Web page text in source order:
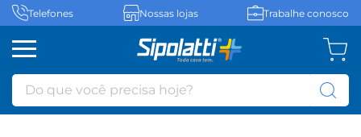
Telefones Nossas lojas Trabalhe conosco
Do que você precisa hoje?